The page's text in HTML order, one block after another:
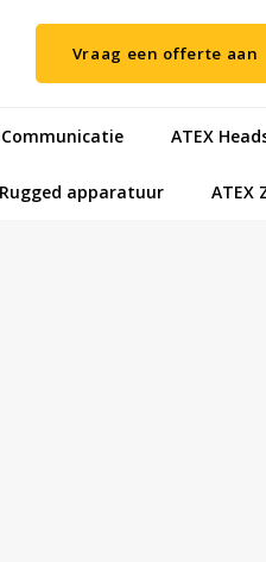
Vraag een offerte aan
Communicatie ATEX
Rugged apparatuur ATEX